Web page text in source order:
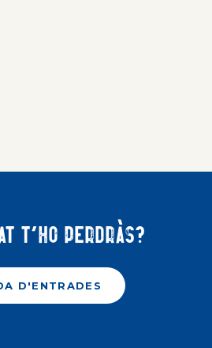
t'ho perdràs?
D'ENTRADES